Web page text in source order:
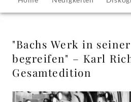
Gesamtheit
begreifen"
Karl
"Bachs Werk in
begreifen" – Karl
Gesamtedition